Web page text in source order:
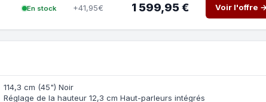
En stock +41,95€ 1 599,95 € Voir l'offre
114,3 cm (45") Noir
Réglage de la hauteur 12,3 cm Haut-parleurs intégrés